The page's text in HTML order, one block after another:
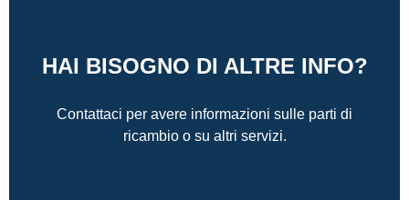
HAI BISOGNO DI ALTRE INFO?
Contattaci per avere informazioni sulle parti di
ricambio o su altri servizi.